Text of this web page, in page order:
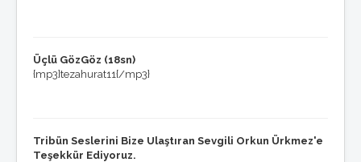
Üçlü GözGöz (18sn)
{mp3}tezahurat11{/mp3}
Tribün Seslerini Bize Ulaştıran Sevgili Orkun Ürkmez'e
Teşekkür Ediyoruz.